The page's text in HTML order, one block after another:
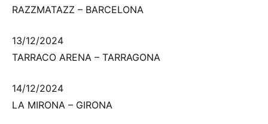
RAZZMATAZZ – BARCELONA
13/12/2024
TARRACO ARENA – TARRAGONA
14/12/2024
LA MIRONA – GIRONA